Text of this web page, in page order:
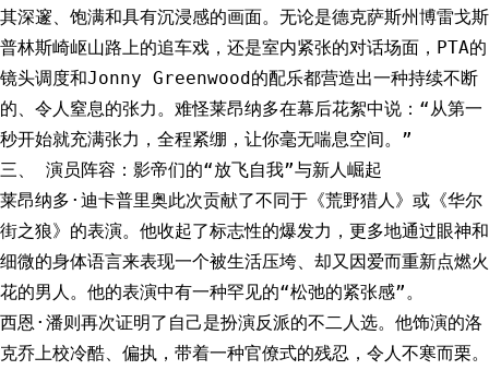
其深邃、饱满和具有沉浸感的画面。无论是德克萨斯州博雷戈斯
普林斯崎岖山路上的追车戏，还是室内紧张的对话场面，PTA的
镜头调度和Jonny Greenwood的配乐都营造出一种持续不断
的、令人窒息的张力。难怪莱昂纳多在幕后花絮中说：“从第一
秒开始就充满张力，全程紧绷，让你毫无喘息空间。”
三、 演员阵容：影帝们的“放飞自我”与新人崛起
莱昂纳多·迪卡普里奥此次贡献了不同于《荒野猎人》或《华尔
街之狼》的表演。他收起了标志性的爆发力，更多地通过眼神和
细微的身体语言来表现一个被生活压垮、却又因爱而重新点燃火
花的男人。他的表演中有一种罕见的“松弛的紧张感”。
西恩·潘则再次证明了自己是扮演反派的不二人选。他饰演的洛
克乔上校冷酷、偏执，带着一种官僚式的残忍，令人不寒而栗。